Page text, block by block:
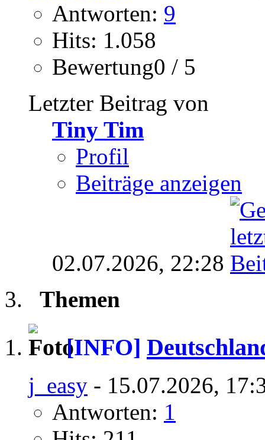
Antworten: 9
Hits: 1.058
Bewertung0 / 5
Letzter Beitrag von
Tiny Tim
Profil
Beiträge anzeigen
02.07.2026, 22:28
Themen
[INFO]
j_easy - 15.07.2026,
Antworten: 1